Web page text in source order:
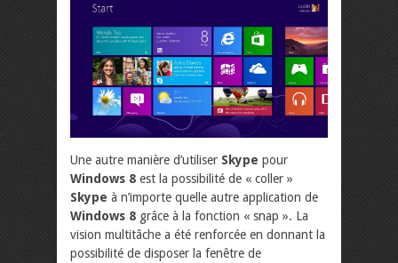
Une autre manière d’utiliser Skype pour
Windows 8 est la possibilité de « coller »
Skype à n’importe quelle autre application de
Windows 8 grâce à la fonction « snap ». La
vision multitâche a été renforcée en donnant la
possibilité de disposer la fenêtre de